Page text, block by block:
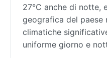
27°C anche di notte,
geografica del paese
climatiche
uniforme giorno e